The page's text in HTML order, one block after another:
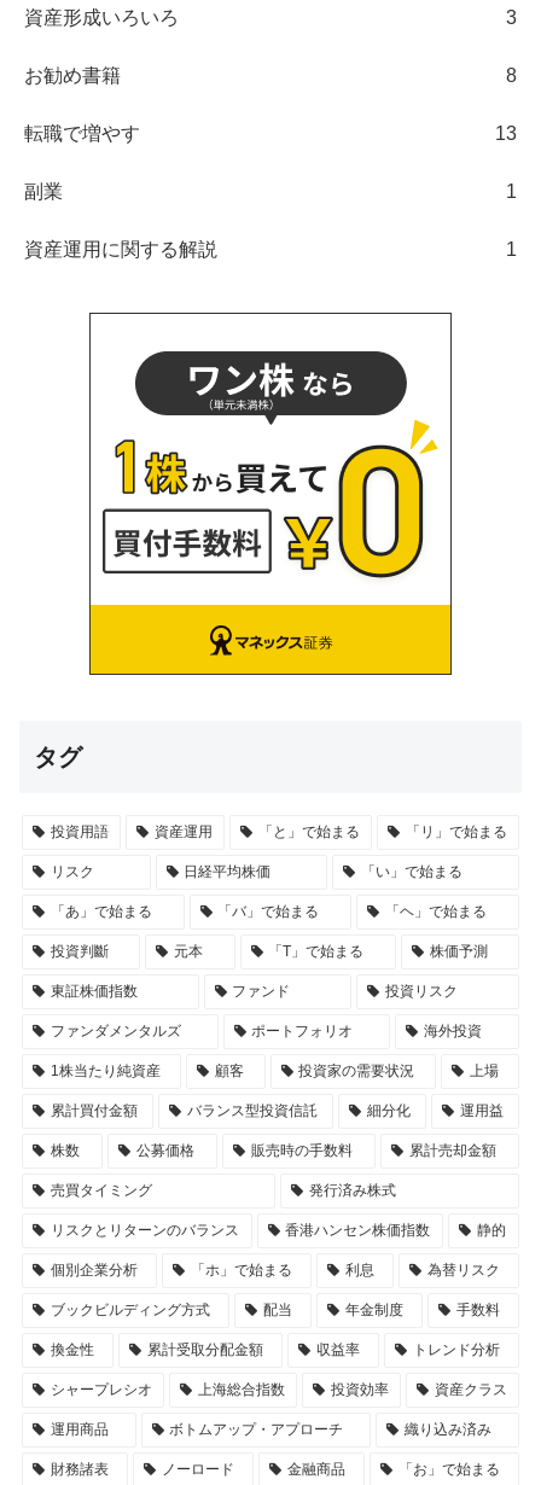
資産形成いろいろ 3
お勧め書籍 8
転職で増やす 13
副業 1
資産運用に関する解説 1
タグ
投資用語 資産運用 「と」で始まる 「リ」で始まる
リスク 日経平均株価 「い」で始まる
「あ」で始まる 「バ」で始まる 「ヘ」で始まる
投資判斷 元本 「T」で始まる 株価予測
東証株価指数 ファンド 投資リスク
ファンダメンタルズ ポートフォリオ 海外投資
1株当たり純資産 顧客 投資家の需要状況 上場
累計買付金額 バランス型投資信託 細分化 運用益
株数 公募価格 販売時の手数料 累計売却金額
売買タイミング 発行済み株式
リスクとリターンのバランス 香港ハンセン株価指数 静的
個別企業分析 「ホ」で始まる 利息 為替リスク
ブックビルディング方式 配当 年金制度 手数料
換金性 累計受取分配金額 収益率 トレンド分析
シャープレシオ 上海総合指数 投資効率 資産クラス
運用商品 ボトムアップ・アプローチ 織り込み済み
財務諸表 ノーロード 金融商品 「お」で始まる